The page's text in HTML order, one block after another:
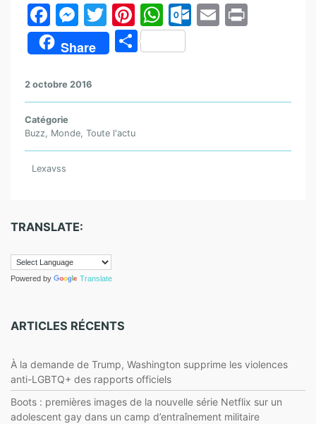
F
a
c
e
b
o
o
k
M
e
s
s
e
n
g
T
w
itt
Pi
nt
er
st
W
h
at
A
p
O
k.
o
E
Share
P
g
2 octobre 2016
Catégorie
Buzz, Monde, Toute l'actu
Lexavss
TRANSLATE:
Powered by Translate
ARTICLES RÉCENTS
À la demande de Trump, Washington supprime les violences
anti-LGBTQ+ des rapports officiels
Boots : premières images de la nouvelle série Netflix sur un
adolescent gay dans un camp d’entraînement militaire